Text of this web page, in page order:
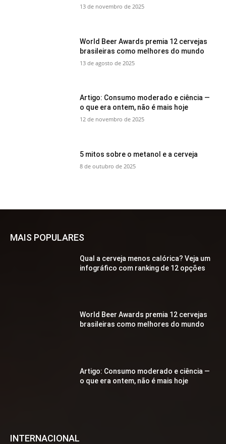
13 de novembro de 2025
World Beer Awards premia 12 cervejas
brasileiras como melhores do mundo
13 de agosto de 2025
Artigo: Consumo moderado e ciência —
o que era ontem, não é mais hoje
12 de novembro de 2025
5 mitos sobre o metanol e a cerveja
8 de outubro de 2025
MAIS POPULARES
Qual a cerveja menos calórica? Veja um
infográfico com ranking de 12 opções
World Beer Awards premia 12 cervejas
brasileiras como melhores do mundo
Artigo: Consumo moderado e ciência —
o que era ontem, não é mais hoje
INTERNACIONAL